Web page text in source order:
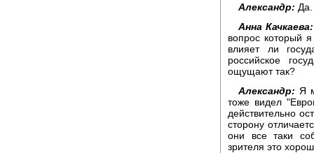
Александр: Да.
Анна Качкаева:
вопрос который
влияет ли
российское
ощущают так?
Александр: Я
тоже видел
действительно
сторону
они все таки
зрителя это